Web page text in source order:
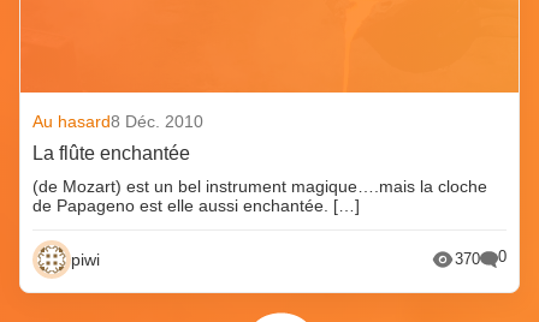
Au hasard8 Déc. 2010
La flûte enchantée
(de Mozart) est un bel instrument magique….mais la cloche
de Papageno est elle aussi enchantée. […]
piwi 370 0